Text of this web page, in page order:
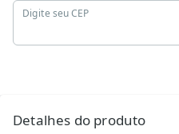
Digite seu CEP
Detalhes do produto